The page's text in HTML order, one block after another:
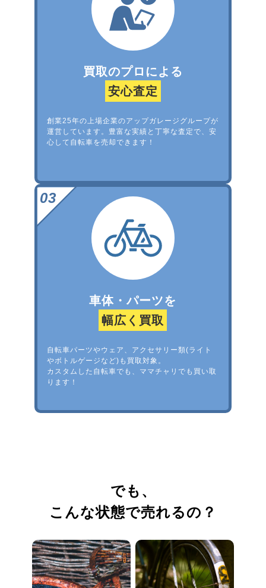
買取のプロによる
安心査定
創業25年の上場企業のアップガレージグループが
運営しています。豊富な実績と丁寧な査定で、安
心して自転車を売却できます！
車体・パーツを
幅広く買取
自転車パーツやウェア、アクセサリー類(ライト
やボトルゲージなど)も買取対象。
カスタムした自転車でも、ママチャリでも買い取
ります！
でも、
こんな状態で売れるの？